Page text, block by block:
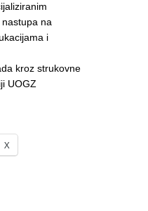
na
i
kroz strukovne
UOGZ
X